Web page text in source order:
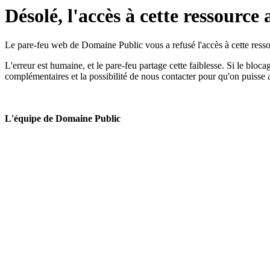
Désolé, l'accès à cette ressource
Le pare-feu web de Domaine Public vous a refusé l'accès à cette
L'erreur est humaine, et le pare-feu partage cette faiblesse. Si le
complémentaires et la possibilité de nous contacter pour qu'on puisse
L'équipe de Domaine Public